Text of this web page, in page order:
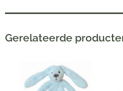
Gerelateerde